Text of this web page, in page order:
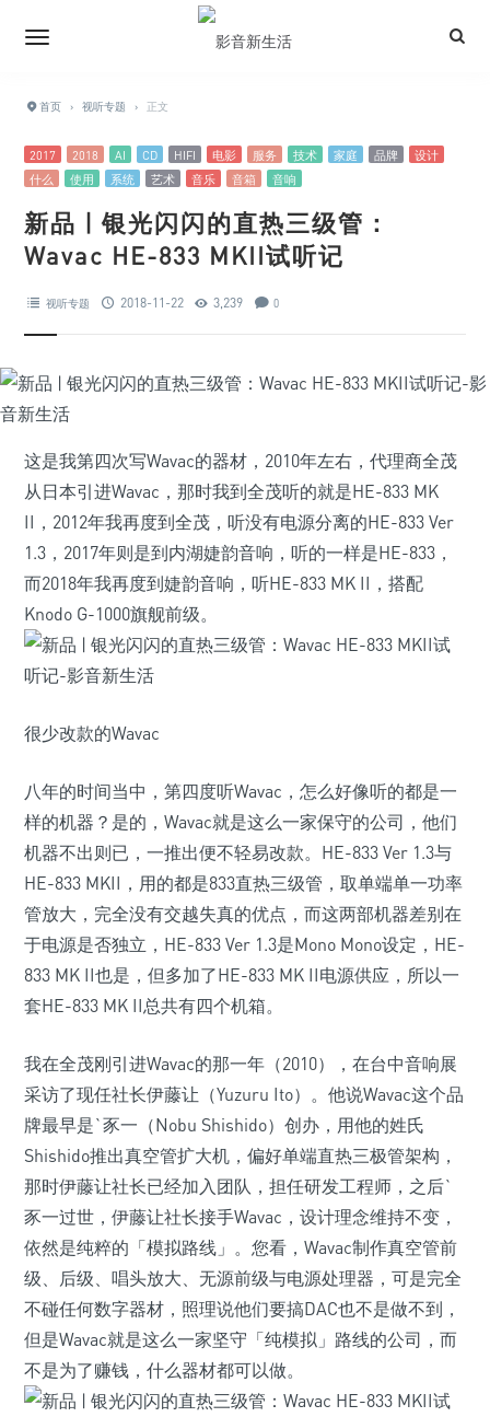
首页 › 视听专题 › 正文
2017 2018 AI CD HIFI 电影 服务 技术 家庭 品牌
设计
什么
使用 系统 艺术 音乐 音箱 音响
新品 | 银光闪闪的直热三级管：
Wavac HE-833 MKII试听记
视听专题 2018-11-22 3,239 0
这是我第四次写Wavac的器材，2010年左右，代理商全茂
从日本引进Wavac，那时我到全茂听的就是HE-833 MK
II，2012年我再度到全茂，听没有电源分离的HE-833 Ver
1.3，2017年则是到内湖婕韵音响，听的一样是HE-833，
而2018年我再度到婕韵音响，听HE-833 MK II，搭配
Knodo G-1000旗舰前级。
很少改款的Wavac
八年的时间当中，第四度听Wavac，怎么好像听的都是一
样的机器？是的，Wavac就是这么一家保守的公司，他们
机器不出则已，一推出便不轻易改款。HE-833 Ver 1.3与
HE-833 MKII，用的都是833直热三级管，取单端单一功率
管放大，完全没有交越失真的优点，而这两部机器差别在
于电源是否独立，HE-833 Ver 1.3是Mono Mono设定，HE-
833 MK II也是，但多加了HE-833 MK II电源供应，所以一
套HE-833 MK II总共有四个机箱。
我在全茂刚引进Wavac的那一年（2010），在台中音响展
采访了现任社长伊藤让（Yuzuru Ito）。他说Wavac这个品
牌最早是`豕一（Nobu Shishido）创办，用他的姓氏
Shishido推出真空管扩大机，偏好单端直热三极管架构，
那时伊藤让社长已经加入团队，担任研发工程师，之后`
豕一过世，伊藤让社长接手Wavac，设计理念维持不变，
依然是纯粹的「模拟路线」。您看，Wavac制作真空管前
级、后级、唱头放大、无源前级与电源处理器，可是完全
不碰任何数字器材，照理说他们要搞DAC也不是做不到，
但是Wavac就是这么一家坚守「纯模拟」路线的公司，而
不是为了赚钱，什么器材都可以做。